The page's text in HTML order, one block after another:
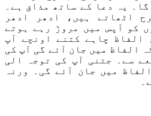
یہ دعا کے ساتھ مذاق ہے۔
اٹھاتے ہیں، ادھر ادھر
کو آپس میں مروڑ رہے ہوتے
الفاظ چاہے کتنے اونچے آپ
الفاظ میں جان آئے گی آپ کی
سے۔ جتنی آپ کی توجہ الی
میں جان آئے گی۔ ورنہ